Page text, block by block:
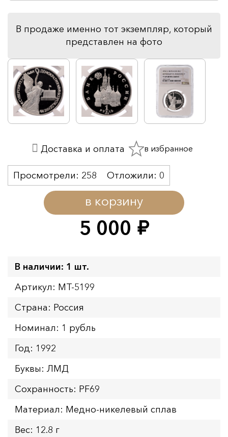
В продаже именно тот экземпляр, который
представлен на фото
5 000 руб.
в корзину
Просмотрели: 258 Отложили: 0
Доставка и оплата в избранное
В наличии: 1 шт.
Артикул: MT-5199
Страна: Россия
Номинал: 1 рубль
Год: 1992
Буквы: ЛМД
Сохранность: PF69
Материал: Медно-никелевый сплав
Вес: 12.8 г